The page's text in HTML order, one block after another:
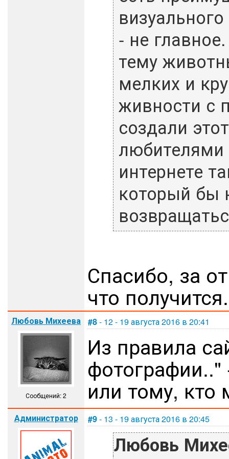
- не
тему
мелких и
живности с
создали
интернете
который бы
Спасибо, за
что получится.
Любовь Михеева
Сообщений: 2
#8- 12 - 19 августа 2016 в 20:41
Из правила
фотографии.."
или тому, кто
Администратор #9- 13 - 19 августа 2016 в 20:45
Любовь